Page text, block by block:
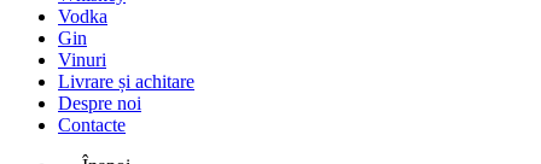
Vodka
Gin
Vinuri
Livrare și achitare
Despre noi
Contacte